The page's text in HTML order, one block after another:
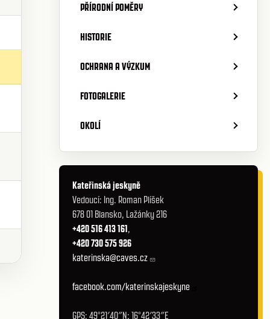
PŘÍRODNÍ POMĚRY
HISTORIE
OCHRANA A VÝZKUM
FOTOGALERIE
OKOLÍ
Kateřinská jeskyně
Vedoucí: Ing. Roman Plíšek
678 01 Blansko, Lažánky 216
+420 516 413 161,
+420 730 575 926
katerinska@caves.cz
facebook.com/katerinskajeskyne
GPS: 49°21′40″N; 16°42′33″E